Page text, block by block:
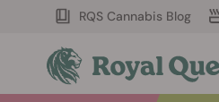
RQS Cannabis Blog